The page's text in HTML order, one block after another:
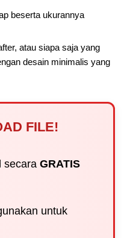
beserta ukurannya
atau siapa saja yang
desain minimalis yang
FILE!
secara GRATIS
untuk